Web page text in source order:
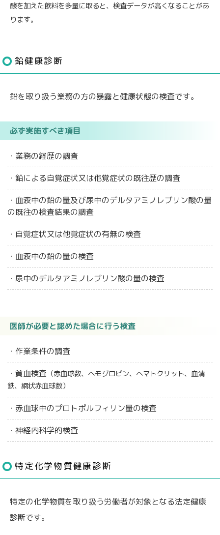
酸を加えた飲料を多量に取ると、検査データが高くなることがあ
ります。
鉛健康診断
鉛を取り扱う業務の方の暴露と健康状態の検査です。
必ず実施すべき項目
・業務の経歴の調査
・鉛による自覚症状又は他覚症状の既往歴の調査
・血液中の鉛の量及び尿中のデルタアミノレブリン酸の量
の既往の検査結果の調査
・自覚症状又は他覚症状の有無の検査
・血液中の鉛の量の検査
・尿中のデルタアミノレブリン酸の量の検査
医師が必要と認めた場合に行う検査
・作業条件の調査
・貧血検査 （赤血球数、ヘモグロビン、ヘマトクリット、血清
鉄、網状赤血球数）
・赤血球中のプロトポルフィリン量の検査
・神経内科学的検査
特定化学物質健康診断
特定の化学物質を取り扱う労働者が対象となる法定健康
診断です。